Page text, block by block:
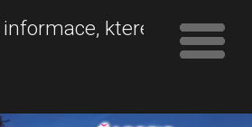
které